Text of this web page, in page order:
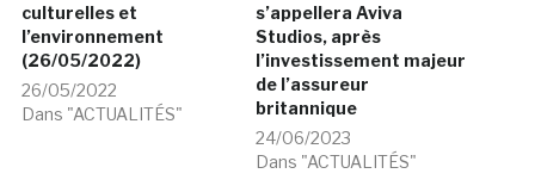
culturelles et
l’environnement
(26/05/2022)
26/05/2022
Dans "ACTUALITÉS"
s’appellera Aviva
Studios, après
l’investissement majeur
de l’assureur
britannique
24/06/2023
Dans "ACTUALITÉS"